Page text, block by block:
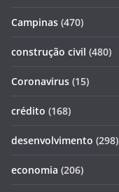
Campinas (470)
construção civil (480)
Coronavirus (15)
crédito (168)
desenvolvimento (298)
economia (206)